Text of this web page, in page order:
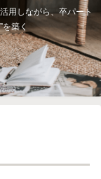
用しながら、卒パート
を築く